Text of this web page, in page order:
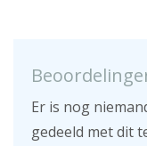
Er is nog
gedeeld met dit